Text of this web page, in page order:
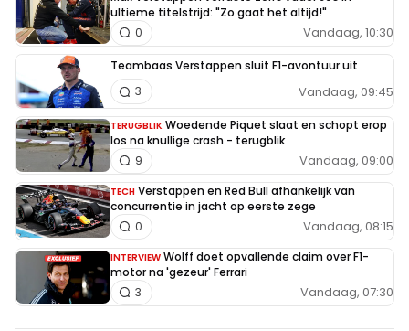
ultieme titelstrijd: "Zo gaat het altijd!"
Vandaag, 10:30
0
Teambaas Verstappen sluit F1-avontuur uit
Vandaag, 09:45
3
TERUGBLIK Woedende Piquet slaat en schopt erop
los na knullige crash - terugblik
Vandaag, 09:00
9
TECH Verstappen en Red Bull afhankelijk van
concurrentie in jacht op eerste zege
Vandaag, 08:15
0
INTERVIEW Wolff doet opvallende claim over F1-
motor na 'gezeur' Ferrari
Vandaag, 07:30
3